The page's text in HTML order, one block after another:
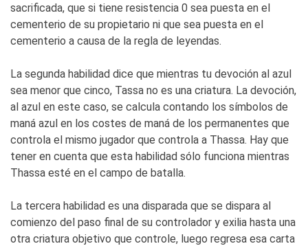
sacrificada, que si tiene resistencia 0 sea puesta en el
cementerio de su propietario ni que sea puesta en el
cementerio a causa de la regla de leyendas.
La segunda habilidad dice que mientras tu devoción al azul
sea menor que cinco, Tassa no es una criatura. La devoción,
al azul en este caso, se calcula contando los símbolos de
maná azul en los costes de maná de los permanentes que
controla el mismo jugador que controla a Thassa. Hay que
tener en cuenta que esta habilidad sólo funciona mientras
Thassa esté en el campo de batalla.
La tercera habilidad es una disparada que se dispara al
comienzo del paso final de su controlador y exilia hasta una
otra criatura objetivo que controle, luego regresa esa carta